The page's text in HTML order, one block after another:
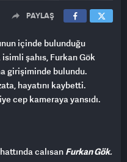
PAYLAŞ
içinde bulunduğu
şahıs, Furkan Gök
girişiminde bulundu.
hayatını kaybetti.
cep kameraya yansıdı.
çalışan Furkan Gök,